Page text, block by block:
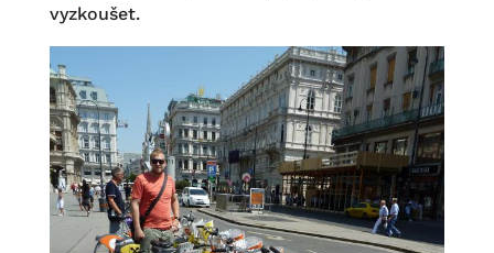
vyzkoušet.